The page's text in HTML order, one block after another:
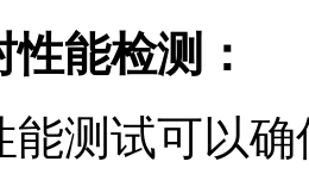
能检测：
能测试可以